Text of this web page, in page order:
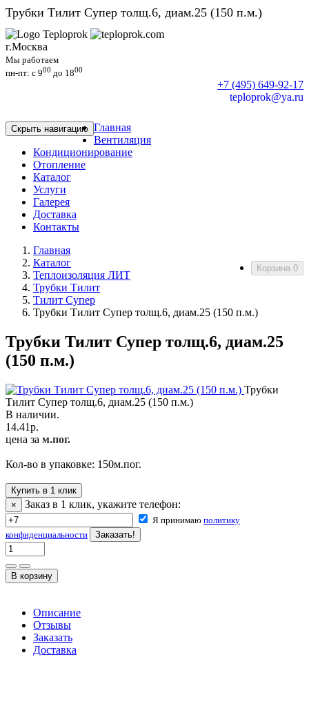
Трубки Тилит Супер толщ.6, диам.25 (150 п.м.)
г.Москва
Мы работаем
пн-пт: c 900 до 1800
+7 (495) 649-92-17
teploprok@ya.ru
Скрыть навигацию Главная
Вентиляция
Кондиционирование
Отопление
Каталог
Услуги
Галерея
Доставка
Контакты
Корзина 0
Главная
Каталог
Теплоизоляция ЛИТ
Трубки Тилит
Тилит Супер
Трубки Тилит Супер толщ.6, диам.25 (150 п.м.)
Трубки Тилит Супер толщ.6, диам.25
(150 п.м.)
Трубки
Тилит Супер толщ.6, диам.25 (150 п.м.)
В наличии.
14.41р.
цена за м.пог.
Кол-во в упаковке: 150м.пог.
Купить в 1 клик
×
Заказ в 1 клик, укажите телефон:
Я принимаю политику
конфиденциальности
Описание
Отзывы
Заказать
Доставка